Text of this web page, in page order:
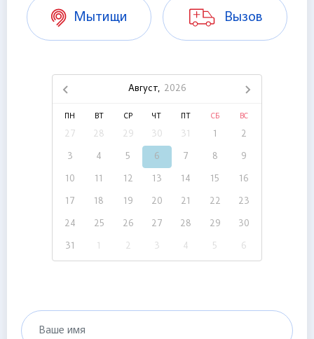
Мытищи Вызов
Август, 2026
ПН ВТ СР ЧТ СБ ВС
27 28 29 30 31 1 2
3 4 5 6 7 8 9
10 11 12 13 14 15 16
17 18 19 20 21 22 23
24 25 26 27 28 29 30
31 1 2 3 4 5 6
Ваше имя